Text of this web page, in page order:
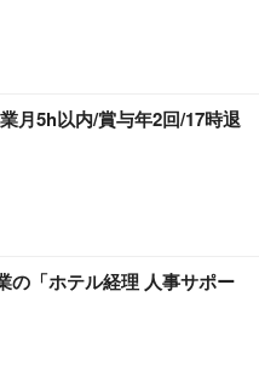
月5h以内/賞与年2回/17時退
の「ホテル経理 人事サポー